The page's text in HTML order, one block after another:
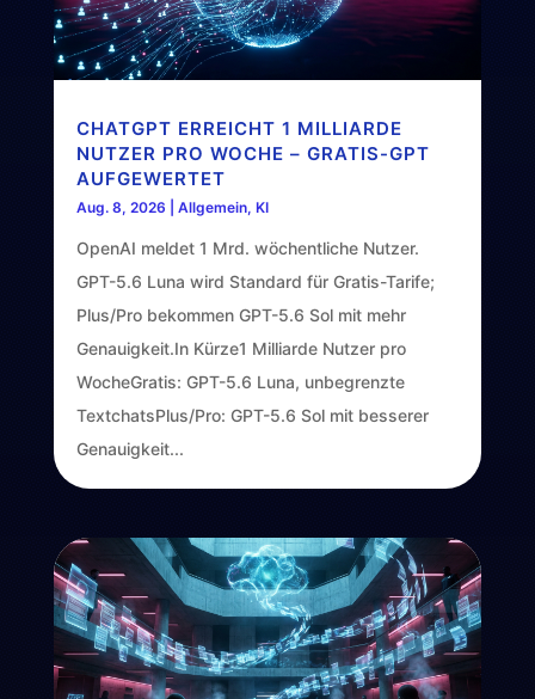
CHATGPT ERREICHT 1 MILLIARDE
NUTZER PRO WOCHE – GRATIS-GPT
AUFGEWERTET
Aug. 8, 2026 Allgemein, KI
OpenAI meldet 1 Mrd. wöchentliche Nutzer.
GPT-5.6 Luna wird Standard für Gratis-Tarife;
Plus/Pro bekommen GPT-5.6 Sol mit mehr
Genauigkeit.In Kürze1 Milliarde Nutzer pro
WocheGratis: GPT-5.6 Luna, unbegrenzte
TextchatsPlus/Pro: GPT-5.6 Sol mit besserer
Genauigkeit...